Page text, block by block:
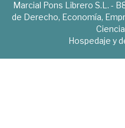
Marcial Pons Librero S.L. -
de Derecho, Economía,
Hospedaje y